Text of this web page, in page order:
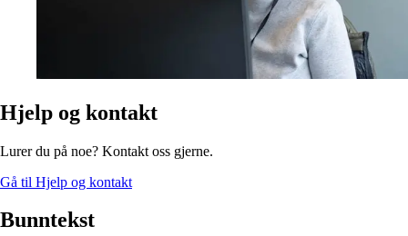
Hjelp og kontakt
Lurer du på noe? Kontakt oss gjerne.​​​​‌ ‍ ​‍​‍‌‍ ‌ ​‍‌‍‍‌‌‍‌ ‌‍‍‌‌‍ ‍​‍​‍​ ‍‍​‍​‍‌ ​ ‌‍​‌‌‍ ‍‌‍‍‌‌ ‌​‌ ‍‌​‍ ‍‌‍‍‌‌‍ ​‍​‍​‍ ​​‍​‍‌‍‍​‌ ​‍‌‍‌‌‌‍‌‍​‍​‍​ ‍‍​‍​‍​‍ ‌ ​ ‌ ‌​‌ ‌‌‌‍‌​‌‍‍‌‌‍ ​‍ ‌‍‍‌‌‍ ‍‌ ‌​‌‍‌‌‌‍ ‍‌ ‌​​‍ ‌‍‌‌‌‍‌​‌‍‍‌‌ ‌​​‍ ‌‍ ‌‌‍ ‌‍‌​‌‍‌‌​ ‌‌ ​​‌ ​‍‌‍‌‌‌ ​ ‌‍‌‌‌‍ ‍‌ ‌​‌‍​‌‌ ‌​‌‍‍‌‌‍ ‌‍ ‍​ ‍ ‌‍‍‌‌‍‌​​ ‌‌‍​‌​ ‍​​ ‌​‌‍‌​​ ​‍​ ‌​​ ‌‌​ ‍‌​‍ ‌‌‍​ ‌‍‌‍‌‍‌‍​ ​‍​‍ ‌​ ‌​‌‍​ ​ ​‍​ ​‌​‍ ‌​ ‍‌​ ‌ ​ ‌‌‌‍‌​​‍ ‌​ ‌ ​ ​‍‌‍​ ‌‍​‌‌‍‌‌‌‍​‍​ ‌‌​ ​‍‌‍​‍​ ​‍‌‍​‌​ ‍​​ ‍ ‌ ‌​‌ ‍‌‌ ​​‌‍‌‌​ ‌‌‍​ ‌ ‌‌‌ ​ ‌ ‌​‌‍ ‌‍ ‌‌‌​​‌‍​‌‌‍‌ ‌‍‌‌​ ‍ ‌ ​​‌‍​‌‌ ‌​‌‍‍​​ ‌‌‍‍​‌‍‌‌‌ ​‍‌‍ ​‍ ‍‌‍‌​‌‍‌‌‌ ​ ‌‍​ ‌ ​‍‌‍‍‌‌ ​​‌ ‌​‌‍‍‌‌‍ ‌‍ ‍​ ‌‍​‍‌‍​‌‌ ​ ‌‍‌‌‌‌‌‌‌ ​‍‌‍ ​​ ‌​‍‌‌​ ​‍‌​‌‍‌ ​ ‌ ‌​‌ ‌‌‌‍‌​‌‍‍‌‌‍ ​‍‌‍‌‍‍‌‌‍‌​​ ‌‌‍​‌​ ‍​​ ‌​‌‍‌​​ ​‍​ ‌​​ ‌‌​ ‍‌​‍ ‌‌‍​ ‌‍‌‍‌‍‌‍​ ​‍​‍ ‌​ ‌​‌‍​ ​ ​‍​ ​‌​‍ ‌​ ‍‌​ ‌ ​ ‌‌‌‍‌​​‍ ‌​ ‌ ​ ​‍‌‍​ ‌‍​‌‌‍‌‌‌‍​‍​ ‌‌​ ​‍‌‍​‍​ ​‍‌‍​‌​ ‍​​‍‌‍‌ ‌​‌ ‍‌‌ ​​‌‍‌‌​ ‌‌‍​ ‌ ‌‌‌ ​ ‌ ‌​‌‍ ‌‍ ‌‌‌​​‌‍​‌‌‍‌ ‌‍‌‌​‍‌‍‌ ​​‌‍​‌‌ ‌​‌‍‍​​ ‌‌‍‍​‌‍‌‌‌ ​‍‌‍ ​‍ ‍‌‍‌​‌‍‌‌‌ ​ ‌‍​ ‌ ​‍‌‍‍‌‌ ​​‌ ‌​‌‍‍‌‌‍ ‌‍ ‍​‍‌‍‌ ​​‌‍‌‌‌ ​‍‌ ​ ‌ ​​‌‍‌‌‌‍​ ‌ ‌​‌‍‍‌‌ ‌‍‌‍‌‌​ ‌‌ ​​‌ ‌‌‌‍​‍‌‍ ​‌‍‍‌‌ ​ ‌‍‍​‌‍‌‌‌‍‌​​‍​‍‌ ‌
Gå til Hjelp og kontakt
Bunntekst